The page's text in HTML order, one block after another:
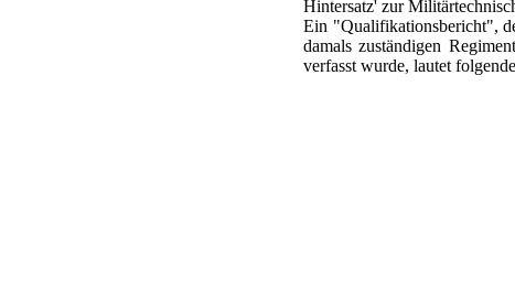
Hintersatz' zur
Ein "Qualifikationsbericht",
damals zuständigen
verfasst wurde, lautet